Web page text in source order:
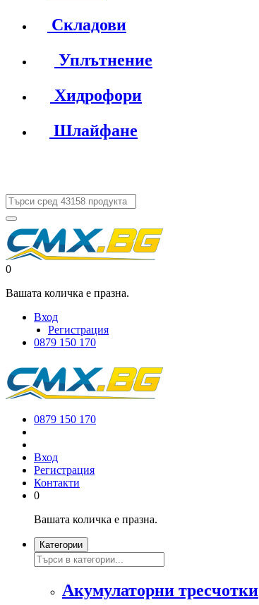
Складови
Уплътнение
Хидрофори
Шлайфане
0
Вашата количка е празна.
Вход
Регистрация
0879 150 170
0879 150 170
Вход
Регистрация
Контакти
0
Вашата количка е празна.
Категории
Акумулаторни тресчотки